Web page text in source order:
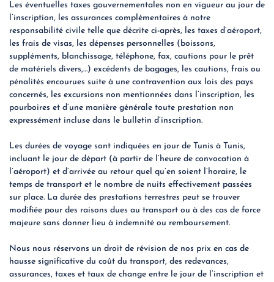
Les éventuelles taxes gouvernementales non en vigueur au jour de
l’inscription, les assurances complémentaires à notre
responsabilité civile telle que décrite ci-après, les taxes d’aéroport,
les frais de visas, les dépenses personnelles (boissons,
suppléments, blanchissage, téléphone, fax, cautions pour le prêt
de matériels divers,…) excédents de bagages, les cautions, frais ou
pénalités encourues suite à une contravention aux lois des pays
concernés, les excursions non mentionnées dans l’inscription, les
pourboires et d’une manière générale toute prestation non
expressément incluse dans le bulletin d’inscription.
Les durées de voyage sont indiquées en jour de Tunis à Tunis,
incluant le jour de départ (à partir de l’heure de convocation à
l’aéroport) et d’arrivée au retour quel qu’en soient l’horaire, le
temps de transport et le nombre de nuits effectivement passées
sur place. La durée des prestations terrestres peut se trouver
modifiée pour des raisons dues au transport ou à des cas de force
majeure sans donner lieu à indemnité ou remboursement.
Nous nous réservons un droit de révision de nos prix en cas de
hausse significative du coût du transport, des redevances,
assurances, taxes et taux de change entre le jour de l’inscription et